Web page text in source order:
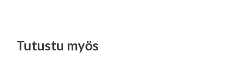
Tutustu myös